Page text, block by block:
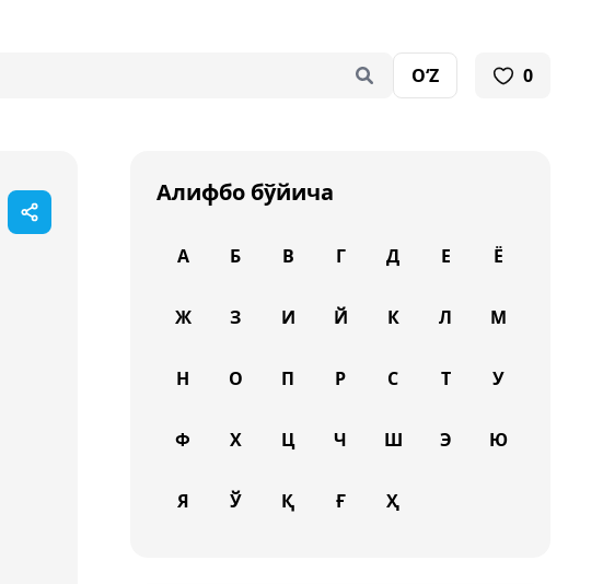
O‘Z 0
Алифбо бўйича
А Б В Г Д Е Ё
Ж З И Й К Л М
Н О П Р С Т У
Ф Х Ц Ч Ш Э Ю
Я Ў Қ Ғ Ҳ